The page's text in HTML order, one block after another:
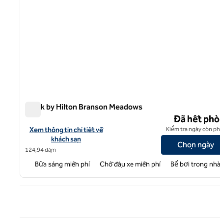
Spark by Hilton Branson Meadows
Xem chi tiết khách sạn Spark by Hilton Branson Meadows
Xem thông tin chi tiết về
khách sạn
124,94 dặm
Đã hết
Kiểm tra ngày còn
Chọn ngày
Bữa sáng miễn phí Chỗ đậu xe miễn phí Bể bơi trong nhà